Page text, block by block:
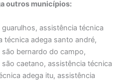
outros municípios:
assistência técnica
técnica adega santo andré,
bernardo do campo,
caetano, assistência técnica
adega itu, assistência